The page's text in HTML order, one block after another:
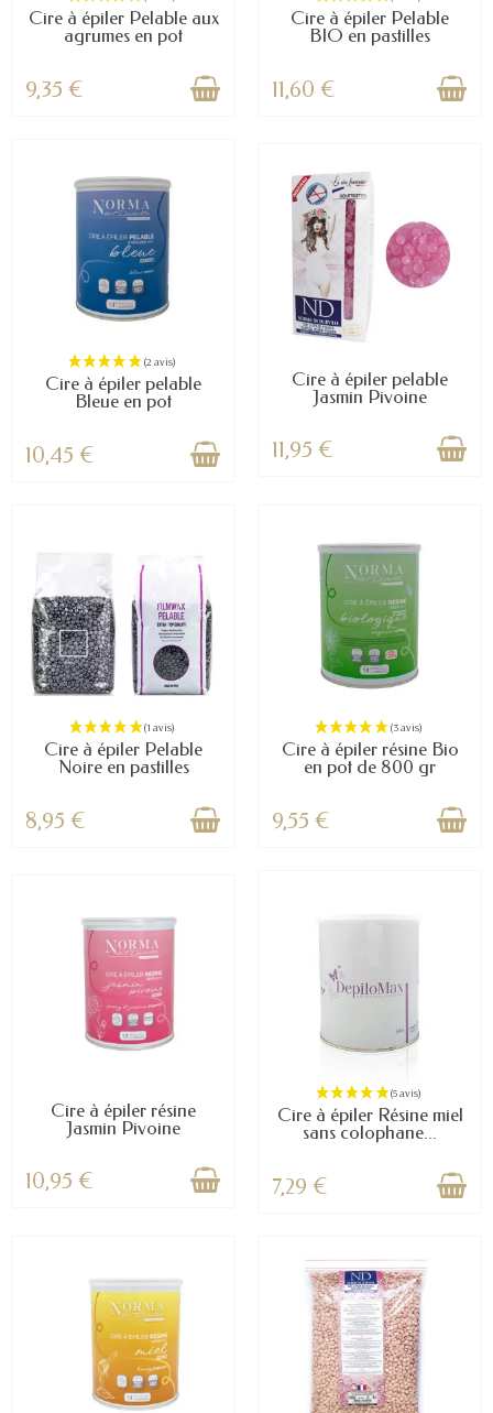
Cire à épiler Pelable aux
agrumes en pot
9,35 €
Cire à épiler Pelable
BIO en pastilles
11,60 €
Cire à épiler pelable
Bleue en pot
10,45 €
Cire à épiler pelable
Jasmin Pivoine
11,95 €
Cire à épiler Pelable
Noire en pastilles
8,95 €
Cire à épiler résine Bio
en pot de 800 gr
9,55 €
Cire à épiler résine
Jasmin Pivoine
10,95 €
Cire à épiler Résine miel
sans colophane...
7,29 €